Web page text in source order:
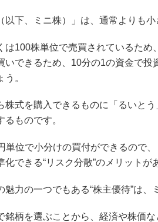
以下、ミニ株）」は、通常よりも
は100株単位で売買されているた
いできるため、10分の1の資金で
。
株式を購入できるものに「るいと
るものです。
単位で小分けの買付ができるので
できる“リスク分散”のメリットが
魅力の一つでもある“株主優待”は
銘柄を選ぶことから、経済や株価